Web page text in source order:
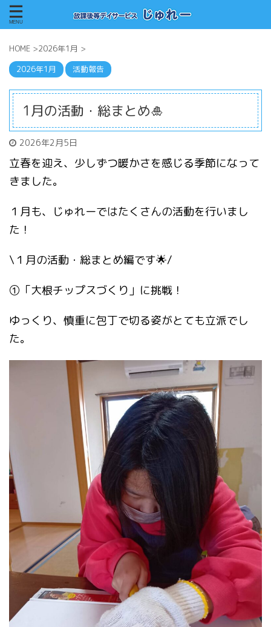
HOME >2026年1月 >
2026年1月
活動報告
1月の活動・総まとめ🎍
2026年2月5日
立春を迎え、少しずつ暖かさを感じる季節になって
きました。
１月も、じゅれーではたくさんの活動を行いまし
た！
\１月の活動・総まとめ編です🌟/
①「大根チップスづくり」に挑戦！
ゆっくり、慎重に包丁で切る姿がとても立派でし
た。